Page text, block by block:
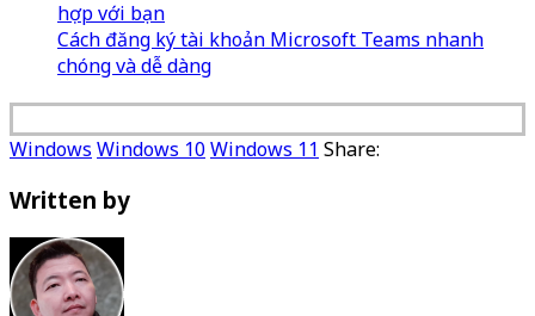
hợp với bạn
Cách đăng ký tài khoản Microsoft Teams nhanh
chóng và dễ dàng
Windows Windows 10Windows 11 Share:
Written by